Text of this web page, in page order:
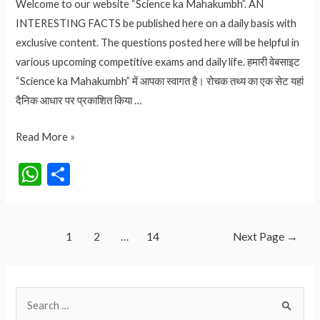
Welcome to our website “Science ka Mahakumbh”. AN
INTERESTING FACTS be published here on a daily basis with
exclusive content. The questions posted here will be helpful in
various upcoming competitive exams and daily life. हमारी वेबसाइट
“Science ka Mahakumbh” में आपका स्वागत है। रोचक तथ्य का एक सेट यहां
दैनिक आधार पर प्रकाशित किया …
ATM
ATM
ही
क्यों
Read More »
W
p
p
e
1 2 … 14 Next Page →